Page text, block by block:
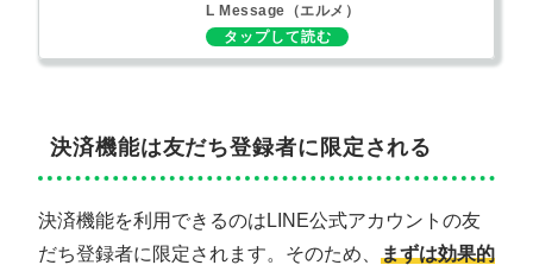
L Message（エルメ）
決済機能は友だち登録者に限定される
決済機能を利用できるのはLINE公式アカウントの友
だち登録者に限定されます。そのため、 まずは効果的